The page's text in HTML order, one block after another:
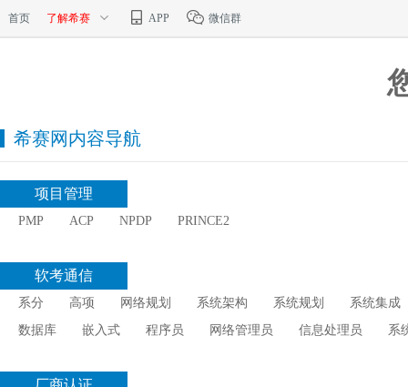
首页 了解希赛 APP 微信群
希赛网内容导航
项目管理
PMP ACP NPDP PRINCE2
软考通信
系分 高项 网络规划 系统架构 系统规划
系统集成
数据库
嵌入式 程序员 网络管理员 信息处理员 系